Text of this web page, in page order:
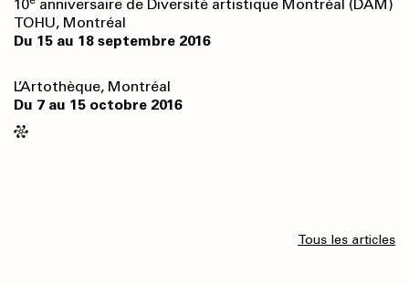
10
anniversaire de Diversité artistique Montréal (DAM)
TOHU, Montréal
Du 15 au 18 septembre 2016
L’Artothèque, Montréal
Du 7 au 15 octobre 2016
Tous les articles